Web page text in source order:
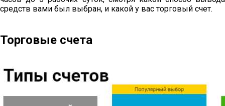
средств вами был выбран, и какой у вас торговый счет.
Торговые счета